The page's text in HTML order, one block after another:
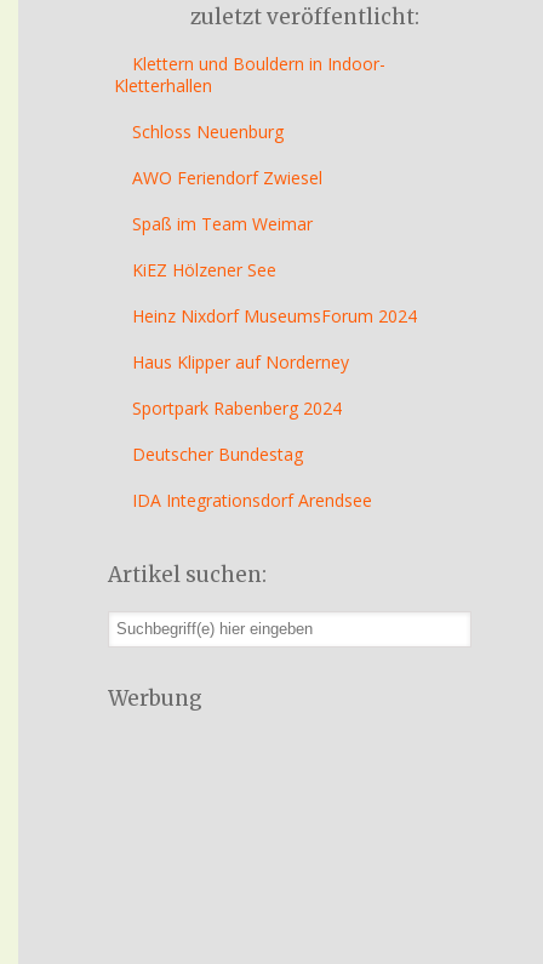
zuletzt veröffentlicht:
Klettern und Bouldern in Indoor-
Kletterhallen
Schloss Neuenburg
AWO Feriendorf Zwiesel
Spaß im Team Weimar
KiEZ Hölzener See
Heinz Nixdorf MuseumsForum 2024
Haus Klipper auf Norderney
Sportpark Rabenberg 2024
Deutscher Bundestag
IDA Integrationsdorf Arendsee
Artikel suchen:
Werbung